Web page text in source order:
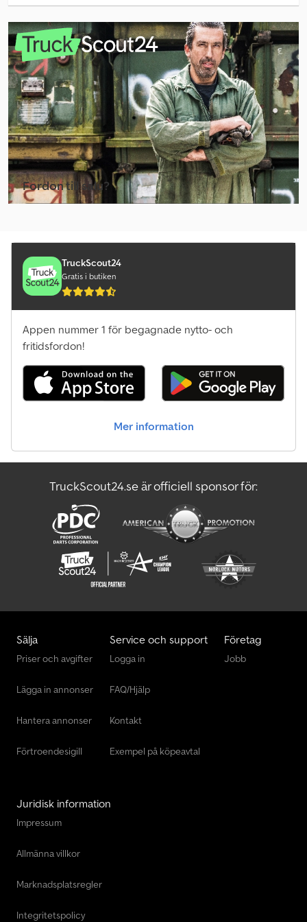
Henra Släp För Byggmaskiner
Häst / Nötkreatur Lastbil
Mercedes-Benz Stubfräs
Mf Grävlastare
Mf Hjullastare
Nå Staplare
Pålnings- Och Draganordning
Släp För Byggmaskiner
Stas Sa Trailer
Stas Trailer
Stu Loggbil
Stu Låglastare
Stu Plattform
Transportteknik För Jordbruk
Vågar Och Vägningsutrustning.
Fordon till salu?
TruckScout24
Gratis i butiken
Appen nummer 1 för begagnade nytto- och
fritidsfordon!
Mer information
TruckScout24.se är officiell sponsor för:
Sälja
Priser och avgifter
Lägga in annonser
Hantera annonser
Förtroendesigill
Service och support
Logga in
FAQ/Hjälp
Kontakt
Exempel på köpeavtal
Företag
Jobb
Juridisk information
Impressum
Allmänna villkor
Marknadsplatsregler
Integritetspolicy